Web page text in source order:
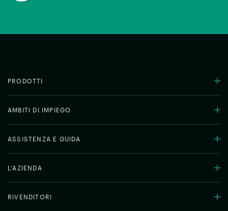
PRODOTTI
AMBITI DI IMPIEGO
ASSISTENZA E GUIDA
L'AZIENDA
RIVENDITORI